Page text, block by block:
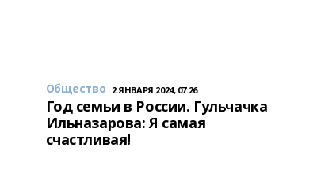
Общество 2 ЯНВАРЯ 2024, 07:26
Год семьи в России. Гульчачка
Ильназарова: Я самая
счастливая!